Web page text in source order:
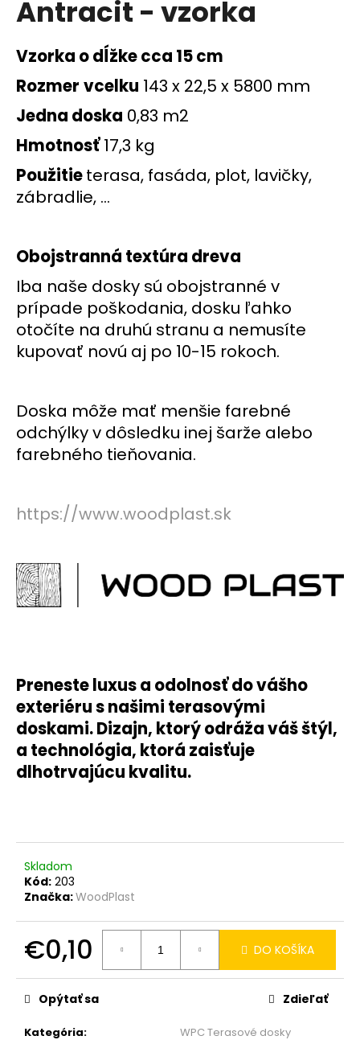
Antracit - vzorka
Vzorka o dĺžke cca 15 cm
Rozmer vcelku 143 x 22,5 x 5800 mm
Jedna doska 0,83 m2
Hmotnosť17,3 kg
Použitieterasa, fasáda, plot, lavičky,
zábradlie, ...
Obojstranná textúra dreva
Iba naše dosky sú obojstranné v
prípade poškodania, dosku ľahko
otočíte na druhú stranu a nemusíte
kupovať novú aj po 10-15 rokoch.
Doska môže mať menšie farebné
odchýlky v dôsledku inej šarže alebo
farebného tieňovania.
https://www.woodplast.sk
Preneste luxus a odolnosť do vášho
exteriéru s našimi terasovými
doskami.Dizajn, ktorý odráža váš štýl,
a technológia, ktorá zaisťuje
dlhotrvajúcu kvalitu.
Skladom
Kód: 203
Značka:WoodPlast
€0,10 DO KOŠÍKA
Kategória: WPC Terasové dosky
Opýtať sa Zdieľať
á
s
ť
?
HĽADAŤ
O
d
p
o
r
ú
č
e
LAMELOVA
-
VZORKA